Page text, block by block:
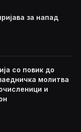
за напад
со повик до
молитва
и